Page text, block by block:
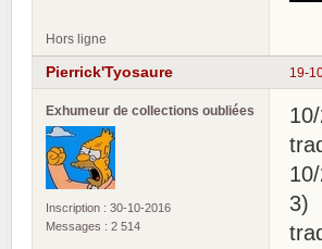
Hors ligne
19-
Pierrick'Tyosaure
Exhumeur de collections oubliées
Inscription : 30-10-2016
Messages : 2 514
3)